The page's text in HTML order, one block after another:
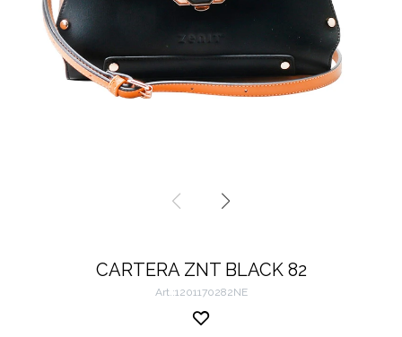
CARTERA ZNT BLACK 82
1201170282NE